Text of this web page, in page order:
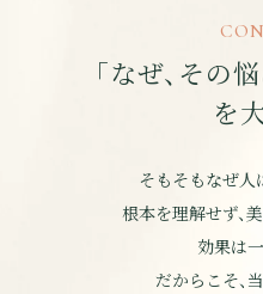
「なぜ、その
を
そもそもなぜ人
根本を理解せず、
効果は
だからこそ、